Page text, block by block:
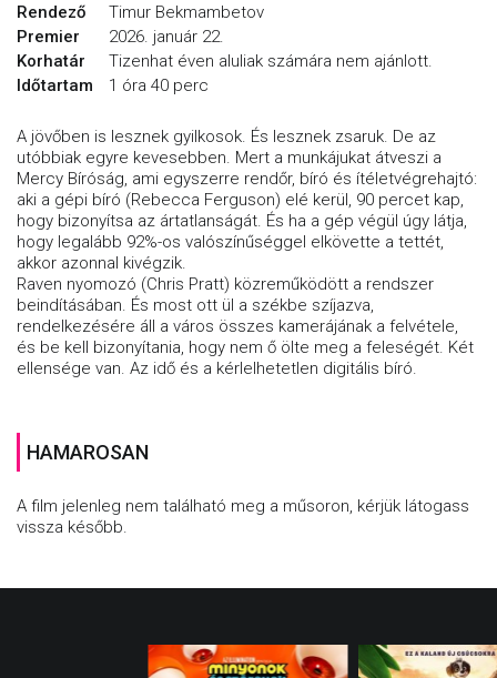
Rendező
Timur Bekmambetov
Premier
2026. január 22.
Korhatár
Tizenhat éven aluliak számára nem ajánlott.
Időtartam
1 óra 40 perc
A jövőben is lesznek gyilkosok. És lesznek zsaruk. De az
utóbbiak egyre kevesebben. Mert a munkájukat átveszi a
Mercy Bíróság, ami egyszerre rendőr, bíró és ítéletvégrehajtó:
aki a gépi bíró (Rebecca Ferguson) elé kerül, 90 percet kap,
hogy bizonyítsa az ártatlanságát. És ha a gép végül úgy látja,
hogy legalább 92%-os valószínűséggel elkövette a tettét,
akkor azonnal kivégzik.
Raven nyomozó (Chris Pratt) közreműködött a rendszer
beindításában. És most ott ül a székbe szíjazva,
rendelkezésére áll a város összes kamerájának a felvétele,
és be kell bizonyítania, hogy nem ő ölte meg a feleségét. Két
ellensége van. Az idő és a kérlelhetetlen digitális bíró.
HAMAROSAN
A film jelenleg nem található meg a műsoron, kérjük látogass
vissza később.